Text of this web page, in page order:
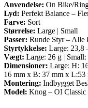
Anvendelse: On Bike/
Lyd: Perfekt Balance –
Farve: Sort
Størrelse: Large | Small
Passer: Runde Styr – Alle
Styrtykkelse: Large: 23,8
Vægt: Large: 26 g | Small:
Dimensioner: Large: H:
16 mm x B: 37 mm x L:53
Montering: Indbygget
Model: Knog – OI